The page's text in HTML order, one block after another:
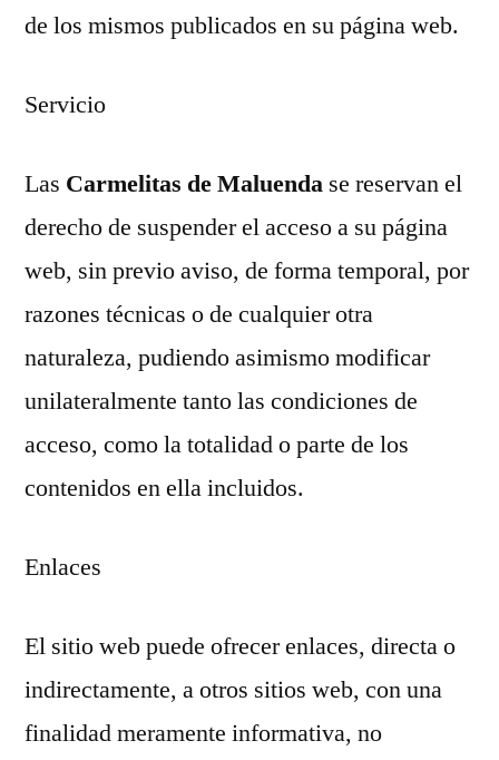
de los mismos publicados en su página web.
Servicio
Las Carmelitas de Maluenda se reservan el
derecho de suspender el acceso a su página
web, sin previo aviso, de forma temporal, por
razones técnicas o de cualquier otra
naturaleza, pudiendo asimismo modificar
unilateralmente tanto las condiciones de
acceso, como la totalidad o parte de los
contenidos en ella incluidos.
Enlaces
El sitio web puede ofrecer enlaces, directa o
indirectamente, a otros sitios web, con una
finalidad meramente informativa, no